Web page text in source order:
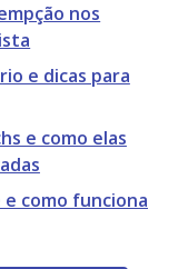
nos
e dicas para
e como elas
como funciona